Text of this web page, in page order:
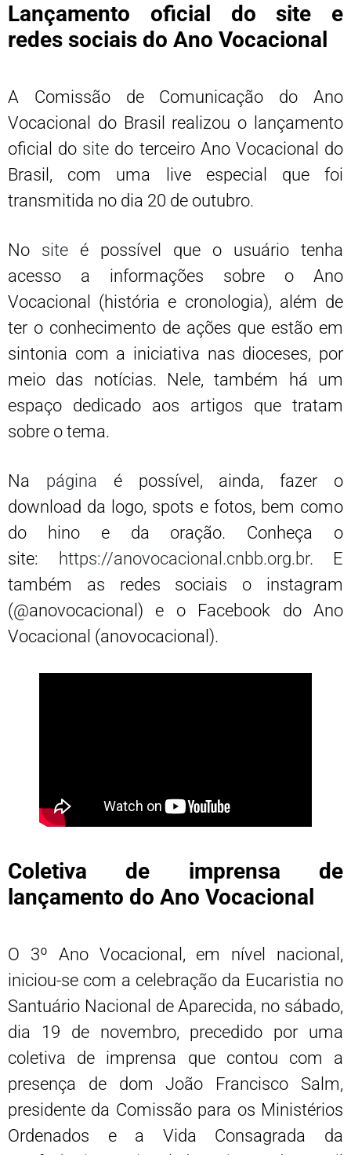
Lançamento oficial do site e
redes sociais do Ano Vocacional
A Comissão de Comunicação do Ano
Vocacional do Brasil realizou o lançamento
oficial do site do terceiro Ano Vocacional do
Brasil, com uma live especial que foi
transmitida no dia 20 de outubro.
No site é possível que o usuário tenha
acesso a informações sobre o Ano
Vocacional (história e cronologia), além de
ter o conhecimento de ações que estão em
sintonia com a iniciativa nas dioceses, por
meio das notícias. Nele, também há um
espaço dedicado aos artigos que tratam
sobre o tema.
Na página é possível, ainda, fazer o
download da logo, spots e fotos, bem como
do hino e da oração. Conheça o
site:
https://anovocacional.cnbb.org.br. E
também as redes sociais o instagram
(@anovocacional) e o Facebook do Ano
Vocacional (anovocacional).
Coletiva de imprensa de
lançamento do Ano Vocacional
O 3º Ano Vocacional, em nível nacional,
iniciou-se com a celebração da Eucaristia no
Santuário Nacional de Aparecida, no sábado,
dia 19 de novembro, precedido por uma
coletiva de imprensa que contou com a
presença de dom João Francisco Salm,
presidente da Comissão para os Ministérios
Ordenados e a Vida Consagrada da